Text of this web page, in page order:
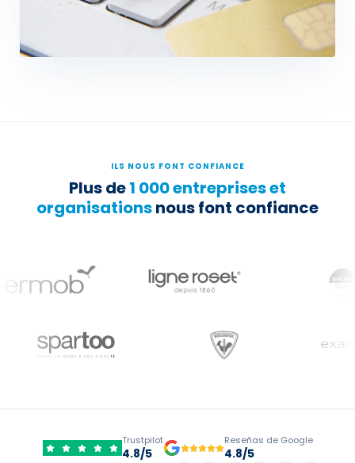
ILS NOUS FONT CONFIANCE
Plus de1 000 entreprises et
organisationsnous font confiance
Trustpilot
4.8/5
Reseñas de Google
4.8/5